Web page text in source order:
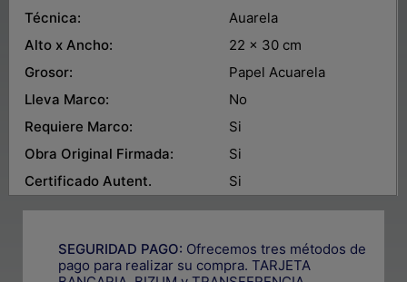
Técnica:
Auarela
Alto x Ancho:
22 x 30 cm
Grosor:
Papel Acuarela
Lleva Marco:
No
Requiere Marco:
Si
Obra Original Firmada:
Si
Certificado Autent.
Si
SEGURIDAD PAGO: Ofrecemos tres métodos de
pago para realizar su compra. TARJETA